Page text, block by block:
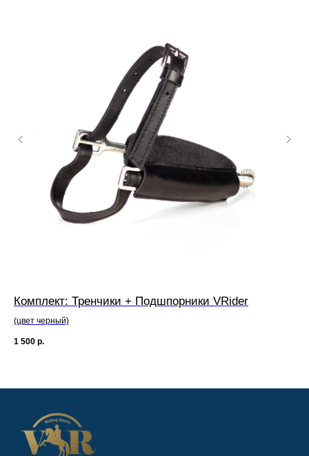
Комплект: Тренчики + Подшпорники VRider
(цвет черный)
1 500 р.